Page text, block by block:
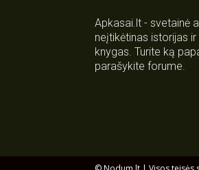
Apkasai.lt - svetainė
neįtikėtinas istorijas
knygas. Turite ką
parašykite forume.